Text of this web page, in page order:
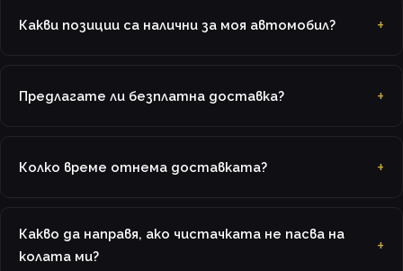
Какви позиции са налични за моя автомобил?
Предлагате ли безплатна доставка?
Колко време отнема доставката?
Какво да направя, ако чистачката не пасва на
колата ми?